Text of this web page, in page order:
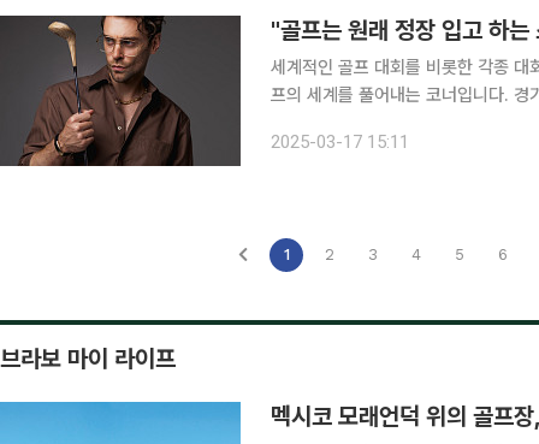
"골프는 원래 정장 입고 하
세계적인 골프 대회를 비롯한 각종
프의 세계를 풀어내는 코너입니다.
금은 기능성 운동복과 스타일을 갖춘
2025-03-17 15:11
1 2 3 4 5 6
브라보 마이 라이프
멕시코 모래언덕 위의 골프